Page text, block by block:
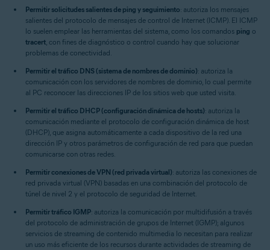
Permitir solicitudes salientes de ping y seguimiento: autoriza los mensajes
salientes del protocolo de mensajes de control de Internet (ICMP). El ICMP
lo suelen emplear las herramientas del sistema, como los comandos ping o
tracert, con fines de diagnóstico o control cuando hay que solucionar
problemas de conectividad.
Permitir el tráfico DNS (sistema de nombres de dominio): autoriza la
comunicación con los servidores de nombres de dominio, lo cual permite
al PC reconocer las direcciones IP de los sitios web que usted visita.
Permitir el tráfico DHCP (configuración dinámica de hosts): autoriza la
comunicación mediante el protocolo de configuración dinámica de host
(DHCP), que asigna automáticamente a cada dispositivo de la red una
dirección IP y otros parámetros de configuración de red para que puedan
comunicarse con otras redes.
Permitir conexiones de VPN (red privada virtual): autoriza las conexiones de
red privada virtual (VPN) basadas en una combinación del protocolo de
túnel de nivel 2 y el protocolo de seguridad de Internet.
Permitir tráfico IGMP: autoriza la comunicación por multidifusión a través
del protocolo de administración de grupos de Internet (IGMP); algunos
servicios de streaming de contenido multimedia lo necesitan para realizar
un uso más eficiente de los recursos durante actividades de streaming de